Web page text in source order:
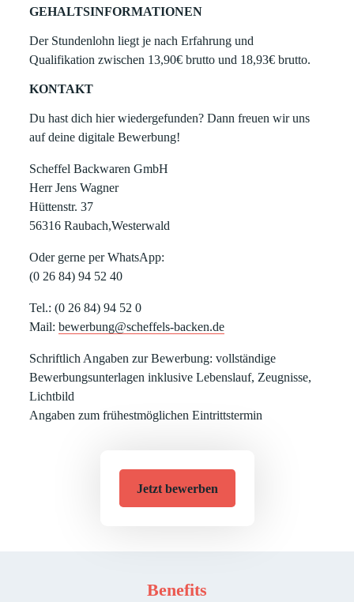
GEHALTSINFORMATIONEN
Der Stundenlohn liegt je nach Erfahrung und
Qualifikation zwischen 13,90€ brutto und 18,93€ brutto.
KONTAKT
Du hast dich hier wiedergefunden? Dann freuen wir uns
auf deine digitale Bewerbung!
Scheffel Backwaren GmbH
Herr Jens Wagner
Hüttenstr. 37
56316 Raubach,Westerwald
Oder gerne per WhatsApp:
(0 26 84) 94 52 40
Tel.: (0 26 84) 94 52 0
Mail:bewerbung@scheffels-backen.de
Schriftlich Angaben zur Bewerbung: vollständige
Bewerbungsunterlagen inklusive Lebenslauf, Zeugnisse,
Lichtbild
Angaben zum frühestmöglichen Eintrittstermin
Jetzt bewerben
Benefits